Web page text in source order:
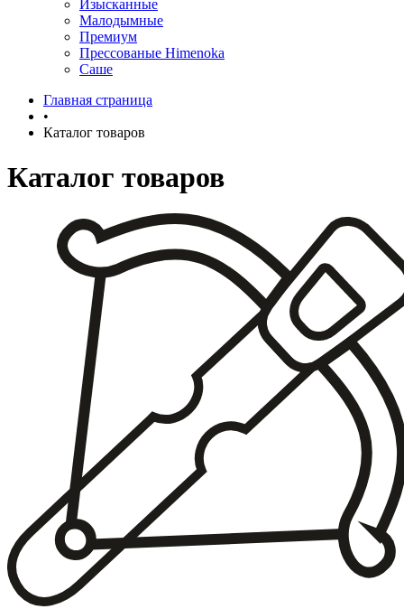
Изысканные
Малодымные
Премиум
Прессованые Himenoka
Саше
Главная страница
•
Каталог товаров
Каталог товаров